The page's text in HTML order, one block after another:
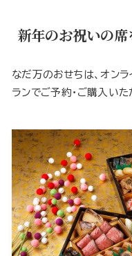
新年のお祝いの
なだ万のおせちは、オンラ
ランでご予約・ご購入いた